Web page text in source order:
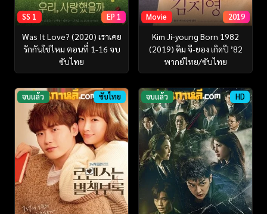
SS 1 EP 1
Was It Love? (2020) เราเคย
รักกันใช่ไหม ตอนที่ 1-16 จบ
ซับไทย
Movie 2019
Kim Ji-young Born 1982
(2019) คิม จี-ยอง เกิดปี ’82
พากย์ไทย/ซับไทย
จบแล้ว ซับไทย จบแล้ว HD